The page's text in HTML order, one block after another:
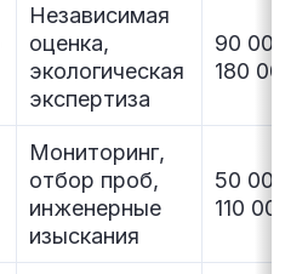
Независимая
оценка,
экологическая
экспертиза
90 000–
180 000
Мониторинг,
отбор проб,
инженерные
изыскания
50 000–
110 000